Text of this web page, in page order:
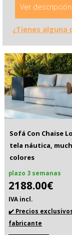
Ver
¿Tienes
Sofá Con Chaise
tela náutica,
colores
plazo 3 semanas
2188.00€
IVA incl.
✔️ Precios
fabricante